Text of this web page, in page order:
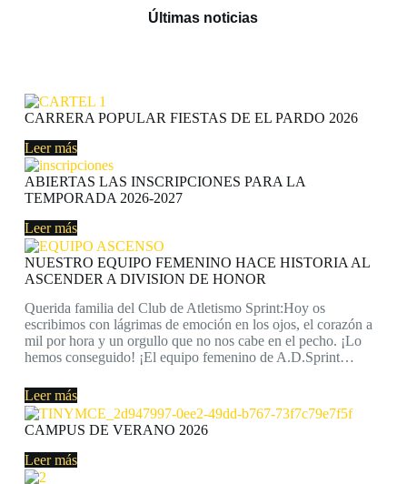
Últimas noticias
CARRERA POPULAR FIESTAS DE EL PARDO 2026
Leer más
ABIERTAS LAS INSCRIPCIONES PARA LA
TEMPORADA 2026-2027
Leer más
NUESTRO EQUIPO FEMENINO HACE HISTORIA AL
ASCENDER A DIVISION DE HONOR
Querida familia del Club de Atletismo Sprint:Hoy os
escribimos con lágrimas de emoción en los ojos, el corazón a
mil por hora y un orgullo que no nos cabe en el pecho. ¡Lo
hemos conseguido! ¡El equipo femenino de A.D.Sprint…
Leer más
CAMPUS DE VERANO 2026
Leer más